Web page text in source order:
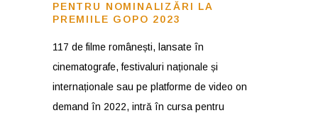
PENTRU NOMINALIZĂRI LA
PREMIILE GOPO 2023
117 de filme românești, lansate în
cinematografe, festivaluri naționale și
internaționale sau pe platforme de video on
demand în 2022, intră în cursa pentru